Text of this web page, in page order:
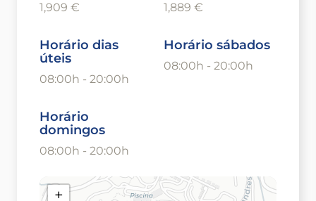
1,909 € 1,889 €
Horário dias
úteis
08:00h - 20:00h
Horário sábados
08:00h - 20:00h
Horário
domingos
08:00h - 20:00h
+